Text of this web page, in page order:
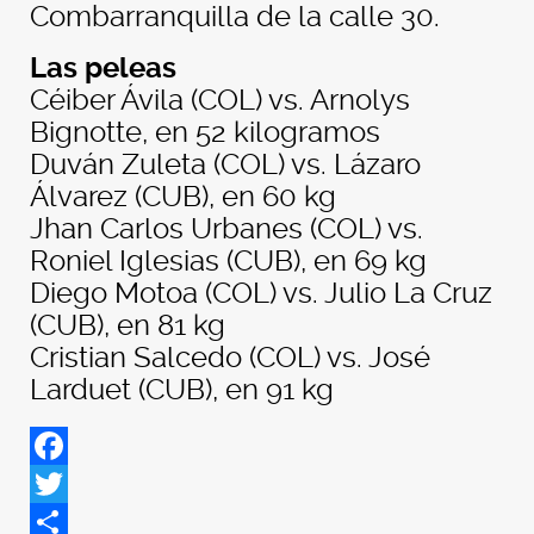
Combarranquilla de la calle 30.
Las peleas
Céiber Ávila (COL) vs. Arnolys
Bignotte, en 52 kilogramos
Duván Zuleta (COL) vs. Lázaro
Álvarez (CUB), en 60 kg
Jhan Carlos Urbanes (COL) vs.
Roniel Iglesias (CUB), en 69 kg
Diego Motoa (COL) vs. Julio La Cruz
(CUB), en 81 kg
Cristian Salcedo (COL) vs. José
Larduet (CUB), en 91 kg
Facebook
Twitter